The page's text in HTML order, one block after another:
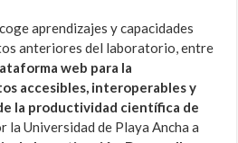
aprendizajes y capacidades
anteriores del laboratorio, entre
web para la
accesibles, interoperables y
la productividad científica de
la Universidad de Playa Ancha a